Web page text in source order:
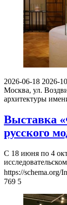
2026-06-18 2026-
Москва, ул.
архитектуры
Выставка
русского
С 18 июня по 4
https://schema.org/
769 5